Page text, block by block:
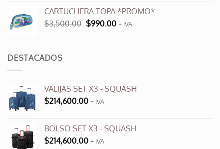
era:
$9,600.00.
es:
$3,500.00.
CARTUCHERA TOPA *PROMO*
$3,500.00 El
$990.00El+ IVA
DESTACADOS
VALIJAS SET X3 - SQUASH
$214,600.00 + IVA
BOLSO SET X3 - SQUASH
$214,600.00 + IVA